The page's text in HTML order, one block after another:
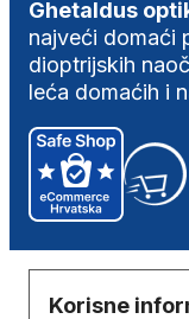
Ghetaldus
najveći domaći
dioptrijskih
leća domaćih i
Korisne